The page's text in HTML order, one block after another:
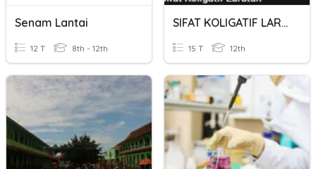
Senam Lantai
12 T 8th - 12th
SIFAT KOLIGATIF LARUTAN
15 T 12th